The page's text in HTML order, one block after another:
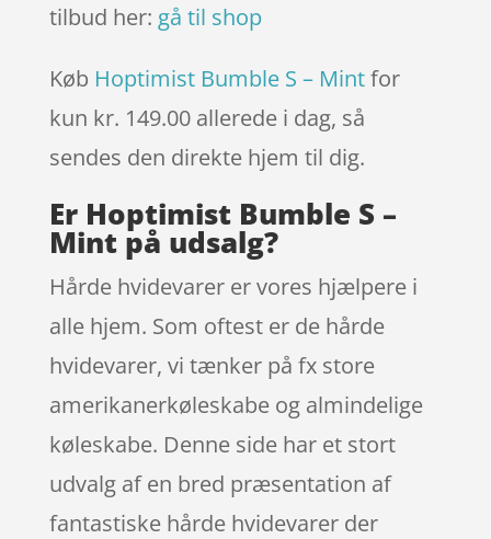
tilbud her: gå til shop
Køb Hoptimist Bumble S – Mintfor
kun kr. 149.00 allerede i dag, så
sendes den direkte hjem til dig.
Er Hoptimist Bumble S –
Mint på udsalg?
Hårde hvidevarer er vores hjælpere i
alle hjem. Som oftest er de hårde
hvidevarer, vi tænker på fx store
amerikanerkøleskabe og almindelige
køleskabe. Denne side har et stort
udvalg af en bred præsentation af
fantastiske hårde hvidevarer der